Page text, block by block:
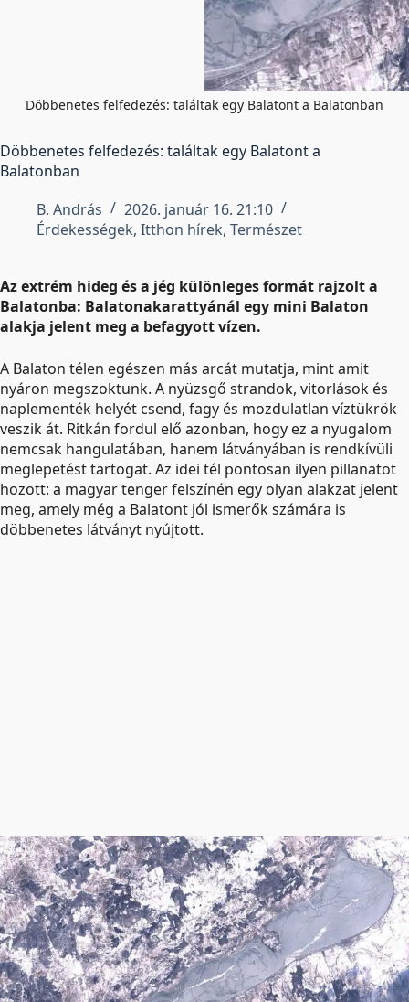
Döbbenetes felfedezés: találtak egy Balatont a Balatonban
Döbbenetes felfedezés: találtak egy Balatont a
Balatonban
B. András
2026. január 16. 21:10
Érdekességek, Itthon hírek, Természet
Az extrém hideg és a jég különleges formát rajzolt a
Balatonba: Balatonakarattyánál egy mini Balaton
alakja jelent meg a befagyott vízen.
A Balaton télen egészen más arcát mutatja, mint amit
nyáron megszoktunk. A nyüzsgő strandok, vitorlások és
naplementék helyét csend, fagy és mozdulatlan víztükrök
veszik át. Ritkán fordul elő azonban, hogy ez a nyugalom
nemcsak hangulatában, hanem látványában is rendkívüli
meglepetést tartogat. Az idei tél pontosan ilyen pillanatot
hozott: a magyar tenger felszínén egy olyan alakzat jelent
meg, amely még a Balatont jól ismerők számára is
döbbenetes látványt nyújtott.